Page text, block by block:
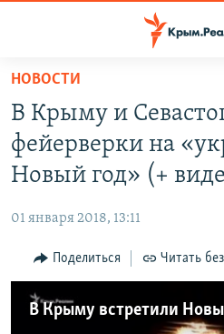
Вернуться
основному
содержанию
Вернутся
главной
навигации
Вернутся
поиску
СПЕЦПРОЕКТЫ
ГРУЗ 200
11 ЛЕТ ОККУПАЦИИ КРЫМА. 11
ВОДА
ЕЩЕ
ИНТЕРАКТИВ
ИНФОГРАФИКА
ТЕЛЕПРОЕКТ КРЫМ.РЕАЛИИ
РАДІО СВОБОДА
КАК ОБОЙТИ БЛОКИРОВКУ
НОВОСТИ
В Крыму и
фейерверки на
Новый год» (+
01 января 2018, 13:11
Поделиться Читать